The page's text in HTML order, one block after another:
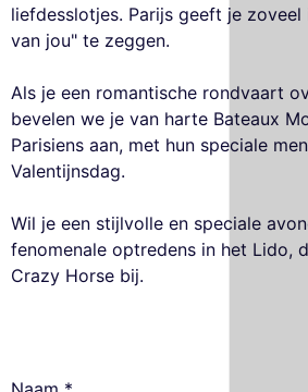
liefdesslotjes. Parijs geeft je zoveel
van jou" te zeggen.
Als je een romantische rondvaart
bevelen we je van harte Bateaux
Parisiens aan, met hun speciale
Valentijnsdag.
Wil je een stijlvolle en speciale
fenomenale optredens in het Lido,
Crazy Horse bij.